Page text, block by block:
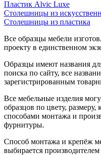
Пластик Alvic Luxe
Столешницы из
Столешницы из пластика
Все образцы мебели
проекту в единственном
Образцы имеют названия
поиска по сайту, все
зарегистрированным
Все мебельные изделия
образцов по цвету,
способами монтажа и
фурнитуры.
Способ монтажа и крепёж
выбирается